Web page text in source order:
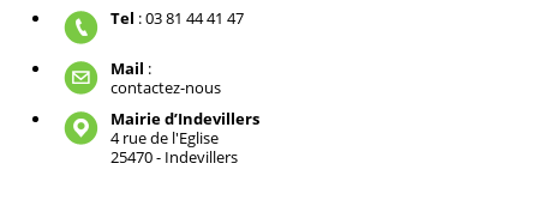
Tel : 03 81 44 41 47
Mail :
contactez-nous
Mairie d’Indevillers
4 rue de l'Eglise
25470 - Indevillers